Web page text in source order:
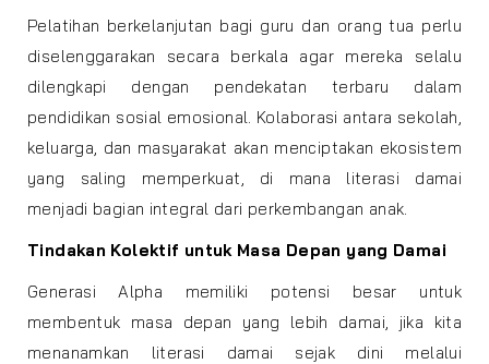
Pelatihan berkelanjutan bagi guru dan orang tua perlu
diselenggarakan secara berkala agar mereka selalu
dilengkapi dengan pendekatan terbaru dalam
pendidikan sosial emosional. Kolaborasi antara sekolah,
keluarga, dan masyarakat akan menciptakan ekosistem
yang saling memperkuat, di mana literasi damai
menjadi bagian integral dari perkembangan anak.
Tindakan Kolektif untuk Masa Depan yang Damai
Generasi Alpha memiliki potensi besar untuk
membentuk masa depan yang lebih damai, jika kita
menanamkan literasi damai sejak dini melalui